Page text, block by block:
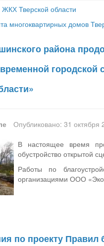
Тверской области
многоквартирных домов
района
городской
Опубликовано: 31 октября
В настоящее время
обустройство открытой
Работы по
организациями ООО
по проекту Правил